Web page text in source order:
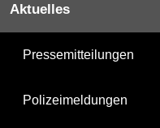
Aktuelles
Pressemitteilungen
Polizeimeldungen